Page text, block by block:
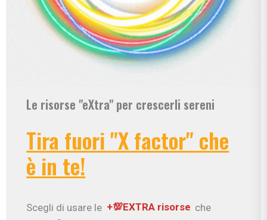
Le risorse "eXtra" per crescerli sereni
Tira fuori "X factor" che
è in te!
Scegli di usare le +💯EXTRA risorse che